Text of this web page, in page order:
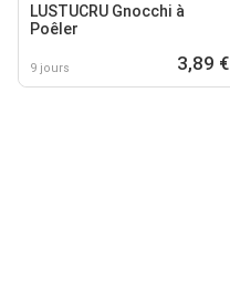
LUSTUCRU Gnocchi à
Poêler
9 jours 3,89 €